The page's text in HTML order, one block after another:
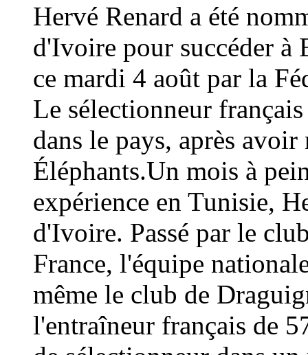
Hervé Renard a été
d'Ivoire pour succéder à
ce mardi 4 août par la
Le sélectionneur
dans le pays, après
Éléphants.Un mois à
expérience en Tunisie,
d'Ivoire. Passé par le
France, l'équipe
même le club de
l'entraîneur français de